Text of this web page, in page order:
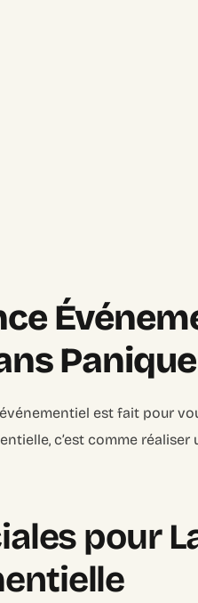
est fait pour
c’est comme
pour